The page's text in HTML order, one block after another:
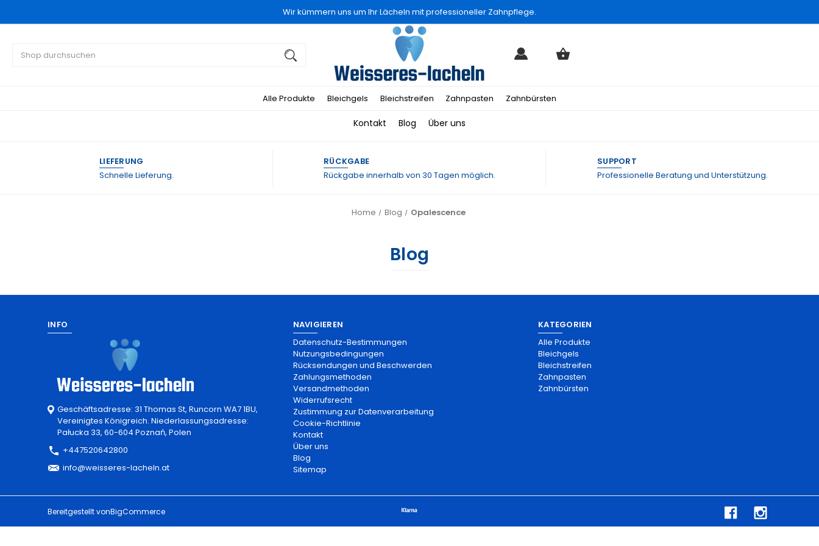
Wir kümmern uns um Ihr Lächeln mit professioneller Zahnpflege.
Alle Produkte Bleichgels Bleichstreifen Zahnpasten Zahnbürsten
Kontakt Blog Über uns
LIEFERUNG
Schnelle Lieferung.
RÜCKGABE
Rückgabe innerhalb von 30 Tagen möglich.
SUPPORT
Professionelle Beratung und Unterstützung.
Home Blog Opalescence
Blog
INFO
Geschäftsadresse: 31 Thomas St, Runcorn WA7 1BU,
Vereinigtes Königreich. Niederlassungsadresse:
Pałucka 33, 60-604 Poznań, Polen
+447520642800
info@weisseres-lacheln.at
NAVIGIEREN
Datenschutz-Bestimmungen
Nutzungsbedingungen
Rücksendungen und Beschwerden
Zahlungsmethoden
Versandmethoden
Widerrufsrecht
Zustimmung zur Datenverarbeitung
Cookie-Richtlinie
Kontakt
Über uns
Blog
Sitemap
KATEGORIEN
Alle Produkte
Bleichgels
Bleichstreifen
Zahnpasten
Zahnbürsten
Bereitgestellt vonBigCommerce